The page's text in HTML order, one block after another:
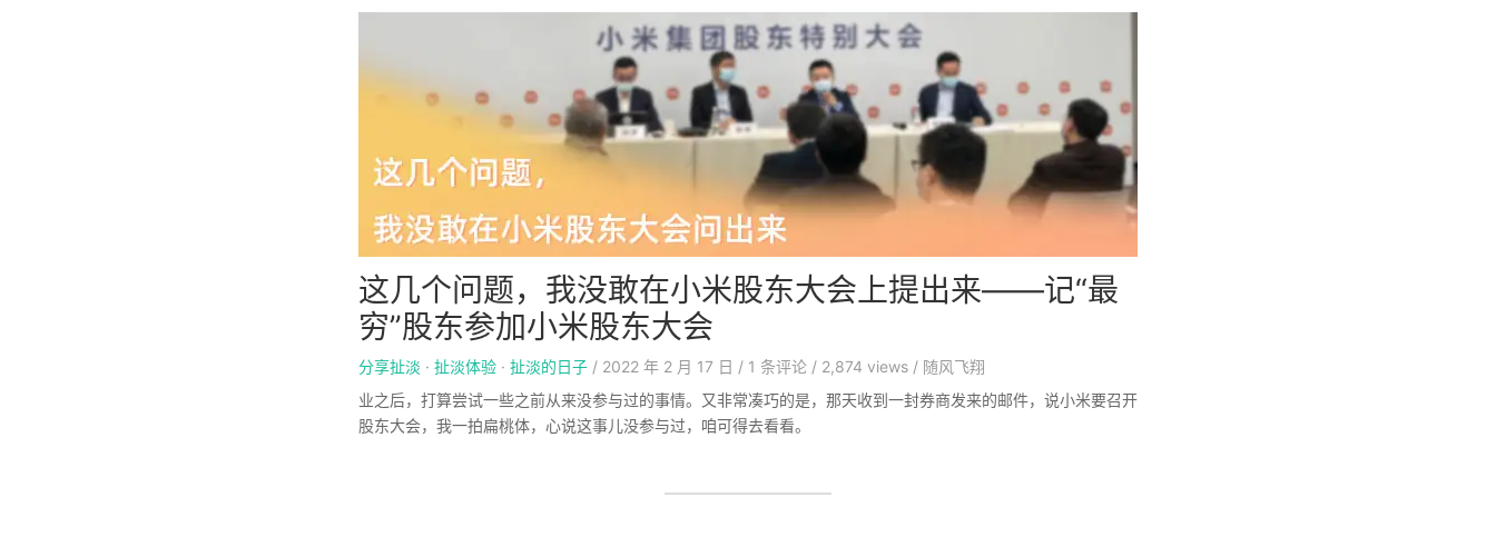
这几个问题，我没敢在小米股东大会上提出来——记“最
穷”股东参加小米股东大会
分享扯淡 · 扯淡体验 · 扯淡的日子 / 2022 年 2 月 17 日 / 1 条评论 / 2,874 views / 随风飞翔
业之后，打算尝试一些之前从来没参与过的事情。又非常凑巧的是，那天收到一封券商发来的邮件，说小米要召开
股东大会，我一拍扁桃体，心说这事儿没参与过，咱可得去看看。